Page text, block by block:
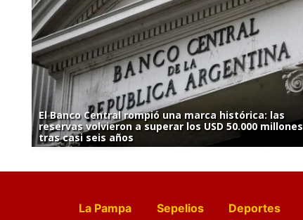
El Banco Central rompió una marca histórica: las
reservas volvieron a superar los USD 50.000 millones
tras casi seis años
La Pampa Sepelios Deportes